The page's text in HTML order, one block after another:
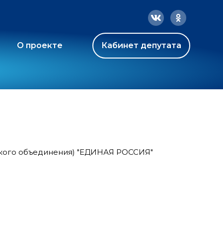
О проекте Кабинет депутата
объединения) "ЕДИНАЯ РОССИЯ"